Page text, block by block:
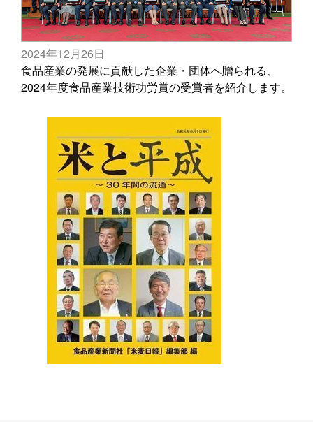
2024年12月26日
食品産業の発展に貢献した企業・団体へ贈られる、
2024年度食品産業技術功労賞の受賞者を紹介します。